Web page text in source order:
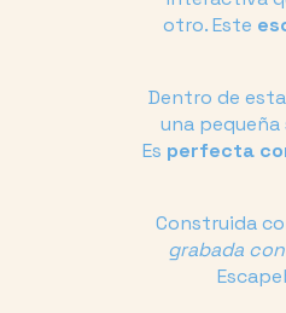
otro. Este
Dentro de
una
Es perfecta
Construida
grabada